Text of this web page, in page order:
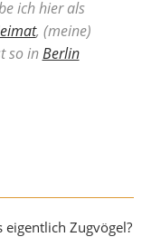
ich hier als
, (meine)
so inBerlin
eigentlich Zugvögel?